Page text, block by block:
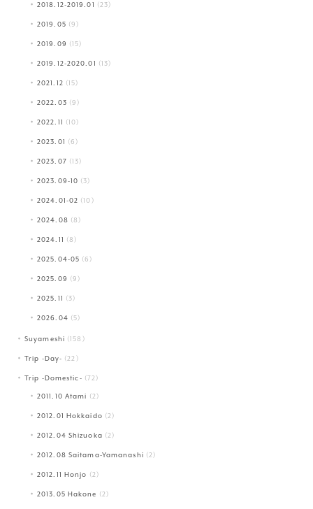
2018.12-2019.01 (23)
2019.05 (9)
2019.09 (15)
2019.12-2020.01 (13)
2021.12 (15)
2022.03 (9)
2022.11 (10)
2023.01 (6)
2023.07 (13)
2023.09-10 (3)
2024.01-02 (10)
2024.08 (8)
2024.11 (8)
2025.04-05 (6)
2025.09 (9)
2025.11 (3)
2026.04 (5)
Suyameshi (158)
Trip -Day- (22)
Trip -Domestic- (72)
2011.10 Atami (2)
2012.01 Hokkaido (2)
2012.04 Shizuoka (2)
2012.08 Saitama-Yamanashi (2)
2012.11 Honjo (2)
2013.05 Hakone (2)